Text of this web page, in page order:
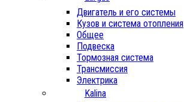
Двигатель и его системы
Кузов и система отопления
Общее
Подвеска
Тормозная система
Трансмиссия
Электрика
Kalina